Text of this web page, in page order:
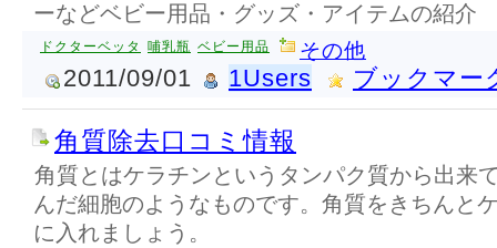
ーなどベビー用品・グッズ・アイテムの紹介
ドクターベッタ 哺乳瓶 ベビー用品 その他
2011/09/01 1Users ブックマー
角質除去口コミ情報
角質とはケラチンというタンパク質から出来
んだ細胞のようなものです。角質をきちんと
に入れましょう。